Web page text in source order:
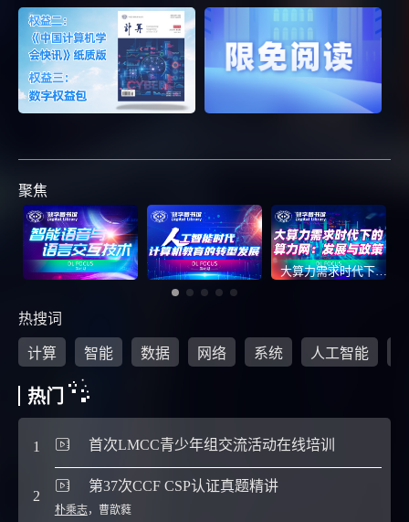
技术, 并积极探索AI驱动的智能转换范式, 为智
能制造、数字孪生等领域的创新发展提供关键技
术支撑.
聚焦
大算力需求时代下的算力网：发展与政策
热搜词
计算 智能 数据 网络 系统 人工智能
热门
1 首次LMCC青少年组交流活动在线培训
2
第37次CCF CSP认证真题精讲
朴乘志， 曹歆蕤